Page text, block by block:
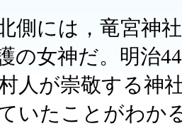
側には，竜宮神
の女神だ。明治
人が崇敬する神
いたことがわか